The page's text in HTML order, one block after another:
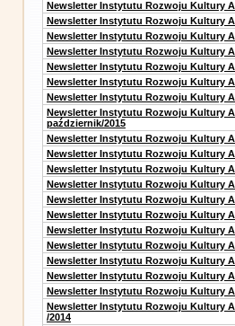
Newsletter Instytutu Rozwoju Kultury
Newsletter Instytutu Rozwoju Kultury
Newsletter Instytutu Rozwoju Kultury
Newsletter Instytutu Rozwoju Kultury
Newsletter Instytutu Rozwoju Kultury
Newsletter Instytutu Rozwoju Kultury
Newsletter Instytutu Rozwoju Kultury
Newsletter Instytutu Rozwoju Kultury
październik/2015
Newsletter Instytutu Rozwoju Kultury
Newsletter Instytutu Rozwoju Kultury
Newsletter Instytutu Rozwoju Kultury
Newsletter Instytutu Rozwoju Kultury
Newsletter Instytutu Rozwoju Kultury
Newsletter Instytutu Rozwoju Kultury
Newsletter Instytutu Rozwoju Kultury
Newsletter Instytutu Rozwoju Kultury
Newsletter Instytutu Rozwoju Kultury
Newsletter Instytutu Rozwoju Kultury
Newsletter Instytutu Rozwoju Kultury
Newsletter Instytutu Rozwoju Kultury
/2014